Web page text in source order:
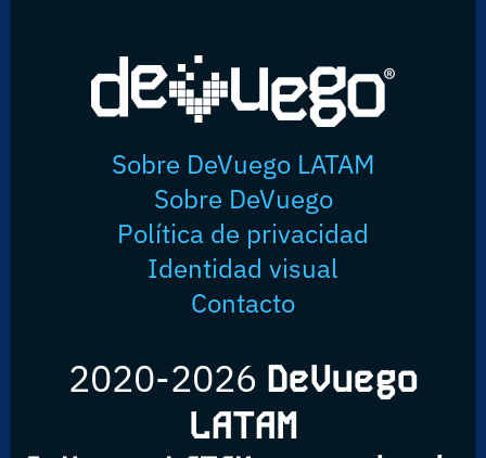
Sobre DeVuego LATAM
Sobre DeVuego
Política de privacidad
Identidad visual
Contacto
2020-2026 DeVuego
LATAM